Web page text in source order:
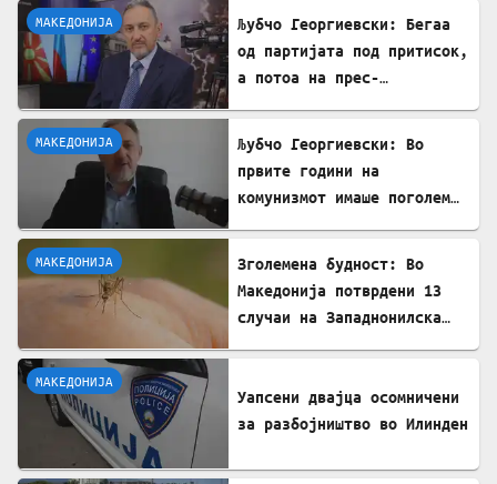
МАКЕДОНИЈА
Љубчо Георгиевски: Бегаа
од партијата под притисок,
а потоа на прес-
МАКЕДОНИЈА
Љубчо Георгиевски: Во
првите години на
комунизмот имаше поголем
МАКЕДОНИЈА
Зголемена будност: Во
Македонија потврдени 13
случаи на Западнонилска
МАКЕДОНИЈА
Уапсени двајца осомничени
за разбојништво во Илинден